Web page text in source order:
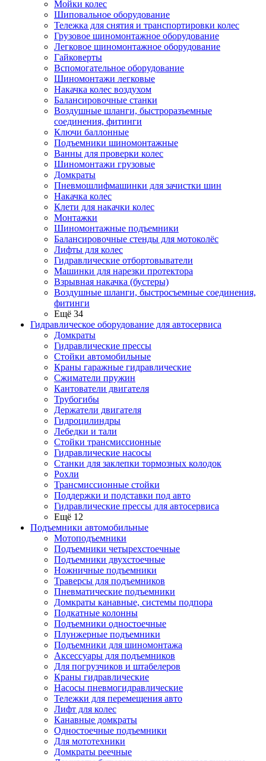
Мойки колес
Шиповальное оборудование
Тележка для снятия и транспортировки колес
Грузовое шиномонтажное оборудование
Легковое шиномонтажное оборудование
Гайковерты
Вспомогательное оборудование
Шиномонтажи легковые
Накачка колес воздухом
Балансировочные станки
Воздушные шланги, быстроразъемные
соединения, фитинги
Ключи баллонные
Подъемники шиномонтажные
Ванны для проверки колес
Шиномонтажи грузовые
Домкраты
Пневмошлифмашинки для зачистки шин
Накачка колес
Клети для накачки колес
Монтажки
Шиномонтажные подъемники
Балансировочные стенды для мотоколёс
Лифты для колес
Гидравлические отбортовыватели
Машинки для нарезки протектора
Взрывная накачка (бустеры)
Воздушные шланги, быстросъемные соединения,
фитинги
Ещё 34
Гидравлическое оборудование для автосервиса
Домкраты
Гидравлические прессы
Стойки автомобильные
Краны гаражные гидравлические
Сжиматели пружин
Кантователи двигателя
Трубогибы
Держатели двигателя
Гидроцилиндры
Лебедки и тали
Стойки трансмиссионные
Гидравлические насосы
Cтанки для заклепки тормозных колодок
Рохли
Трансмиссионные стойки
Поддержки и подставки под авто
Гидравлические прессы для автосервиса
Ещё 12
Подъемники автомобильные
Мотоподъемники
Подъемники четырехстоечные
Подъемники двухстоечные
Ножничные подъемники
Траверсы для подъемников
Пневматические подъемники
Домкраты канавные, системы подпора
Подкатные колонны
Подъемники одностоечные
Плунжерные подъемники
Подъемники для шиномонтажа
Аксессуары для подъемников
Для погрузчиков и штабелеров
Краны гидравлические
Насосы пневмогидравлические
Тележки для перемещения авто
Лифт для колес
Канавные домкраты
Одностоечные подъемники
Для мототехники
Домкраты реечные